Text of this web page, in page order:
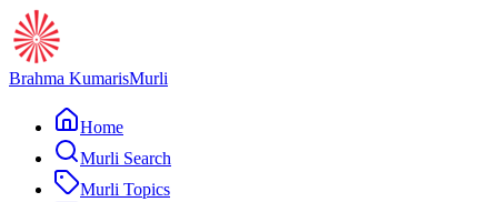
Brahma KumarisMurli
Home
Murli Search
Murli Topics